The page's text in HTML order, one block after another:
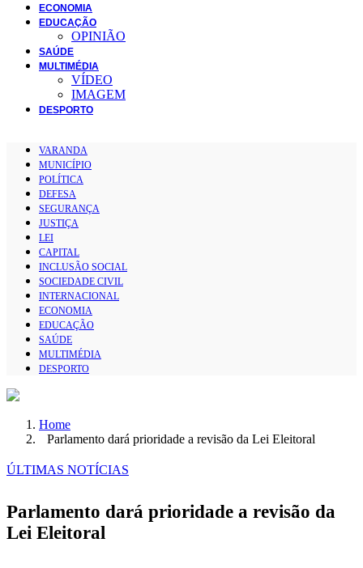
ECONOMIA
EDUCAÇÃO
OPINIÃO
SAÚDE
MULTIMÉDIA
VÍDEO
IMAGEM
DESPORTO
VARANDA
MUNICÍPIO
POLÍTICA
DEFESA
SEGURANÇA
JUSTIÇA
LEI
CAPITAL
INCLUSÃO SOCIAL
SOCIEDADE CIVIL
INTERNACIONAL
ECONOMIA
EDUCAÇÃO
SAÚDE
MULTIMÉDIA
DESPORTO
Home
Parlamento dará prioridade a revisão da Lei Eleitoral
ÚLTIMAS NOTÍCIAS
Parlamento dará prioridade a revisão da
Lei Eleitoral